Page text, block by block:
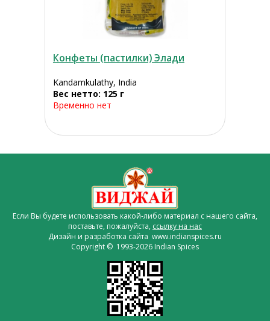
Конфеты (пастилки) Элади
Kandamkulathy, India
Вес нетто: 125 г
Временно нет
Если Вы будете использовать какой-либо материал с нашего сайта,
поставьте, пожалуйста, ссылку на нас
Дизайн и разработка сайта www.indianspices.ru
Copyright © 1993-2026 Indian Spices